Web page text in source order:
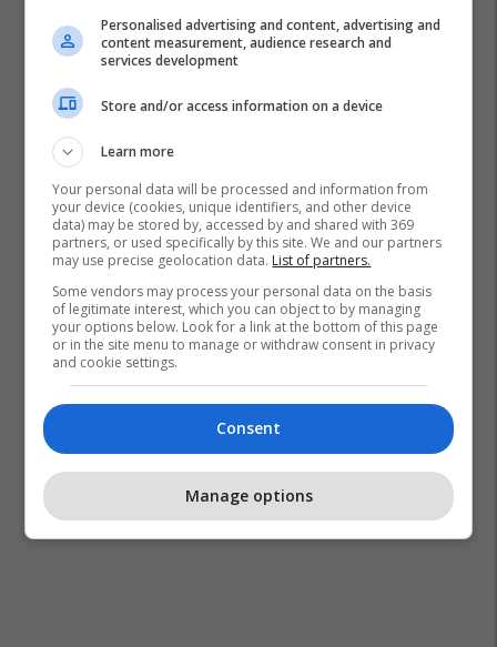
Personalised advertising and content, advertising and
content measurement, audience research and
services development
Store and/or access information on a device
Learn more
Your personal data will be processed and information from
your device (cookies, unique identifiers, and other device
data) may be stored by, accessed by and shared with 369
partners, or used specifically by this site. We and our partners
may use precise geolocation data. List of partners.
Some vendors may process your personal data on the basis
of legitimate interest, which you can object to by managing
your options below. Look for a link at the bottom of this page
or in the site menu to manage or withdraw consent in privacy
and cookie settings.
Consent
Manage options